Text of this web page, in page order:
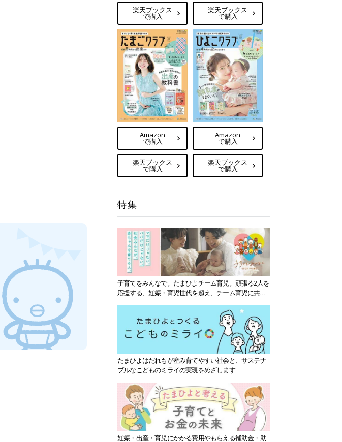
楽天ブックス
で購入
楽天ブックス
で購入
Amazon
で購入
楽天ブックス
で購入
Amazon
で購入
楽天ブックス
で購入
特集
子育てをみんなで。たまひよチーム育児。頑張る2人を
応援する、妊娠・育児世代を超え、チーム育児に共感
たまひよはだれもが産み育てやすい社会と、サステナ
ブルなこどものミライの実現をめざします
妊娠・出産・育児にかかる費用やもらえる補助金・助